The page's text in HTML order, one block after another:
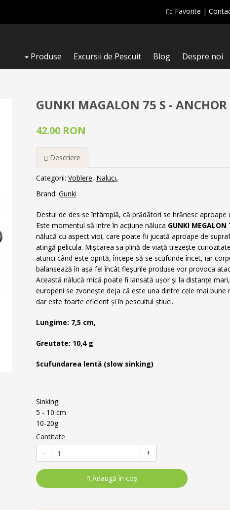
0 Favorite |
Produse Excursii de Pescuit Blog Despre noi
GUNKI MAGALON 75 S - ANCHOR
42.00 RON
Descriere
Categorii: Voblere Naluci
Brand: Gunki
Destul de des se întâmplă, că prădători se hrănesc aproape
Este momentul să intre în acțiune năluca GUNKI MEGALON
nălucă cu aspect vioi, care poate fii jucată aproape de
atingă pelicula. Mișcarea sa plină de viață trezește
atunci când este oprită, începe să se scufunde încet, iar
balansează în așa fel încât fleșurile produse vor provoca
Această nălucă mică poate fi lansată ușor și la distanțe
europeni se zvonește deja că este una dintre cele mai bune
dar este foarte eficient și în pescuitul știuci.
Lungime: 7,5 cm,
Greutate: 10,4 g
Scufundarea lentă (slow sinking)
Sinking
5 - 10 cm
10-20g
Cantitate
-
+
Adaugă în coş